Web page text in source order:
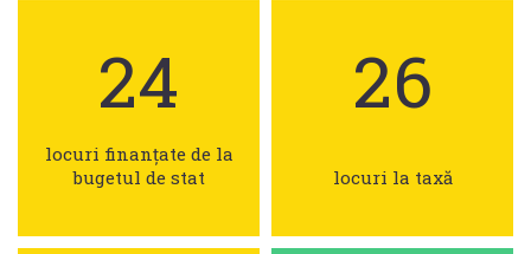
24
locuri finanțate de la
bugetul de stat
26
locuri la taxă